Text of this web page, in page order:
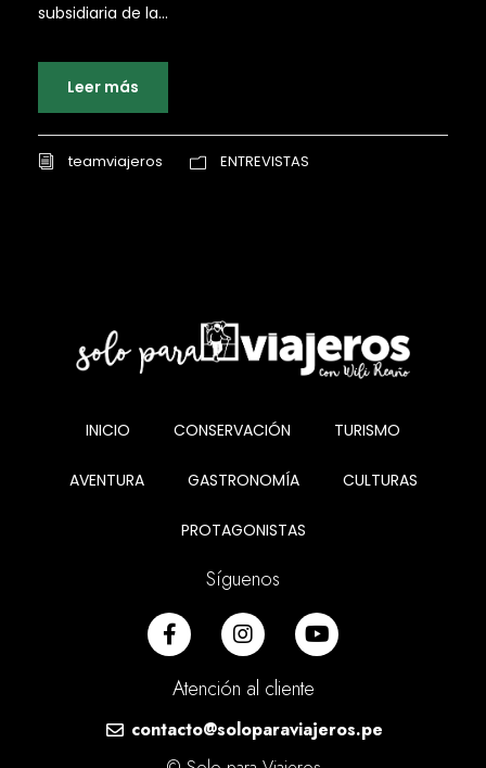
subsidiaria de la...
Leer más
teamviajeros ENTREVISTAS
INICIO CONSERVACIÓN TURISMO
AVENTURA GASTRONOMÍA CULTURAS
PROTAGONISTAS
Síguenos
Atención al cliente
contacto@soloparaviajeros.pe